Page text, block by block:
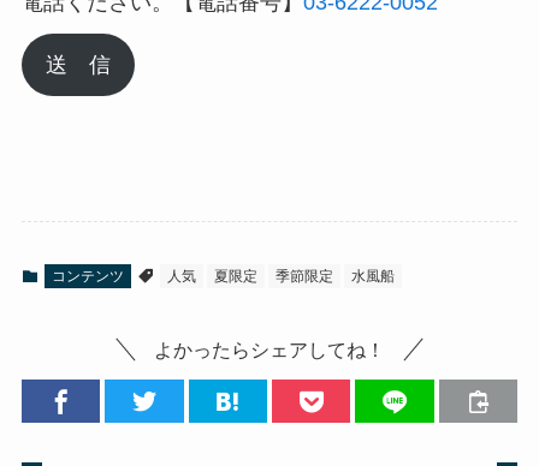
送 信
コンテンツ 人気 夏限定 季節限定 水風船
よかったらシェアしてね！